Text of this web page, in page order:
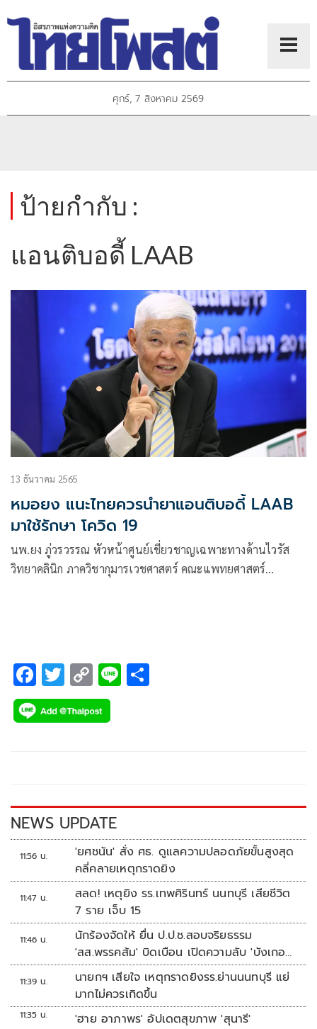
ศุกร์, 7 สิงหาคม 2569
ป้ายกำกับ :
แอนติบอดี้ LAAB
13 ธันวาคม 2565
หมอยง แนะไทยควรนำยาแอนติบอดี้ LAAB
มาใช้รักษา โควิด 19
นพ.ยง ภู่วรวรรณ หัวหน้าศูนย์เชี่ยวชาญเฉพาะทางด้านไวรัส
วิทยาคลินิก ภาควิชากุมารเวชศาสตร์ คณะแพทยศาสตร์
F
ac
e
k
T
wi
tt
C
o
p
k
Li
NEWS UPDATE
11:56 น.
'ยศชนัน' สั่ง ศธ. ดูแลความปลอดภัยขั้นสูงสุด
คลี่คลายเหตุกราดยิง
11:47 น.
สลด! เหตุยิง รร.เทพศิรินทร์ นนทบุรี เสียชีวิต
7 ราย เจ็บ 15
11:46 น.
นักร้องจัดให้ ยื่น ป.ป.ช.สอบจริยธรรม
'สส.พรรคส้ม' บิดเบือน เปิดความลับ 'บังเกอร์
ทหาร'
11:39 น.
นายกฯ เสียใจ เหตุกราดยิงรร.ย่านนนทบุรี แย่
มากไม่ควรเกิดขึ้น
11:35 น. 'ฮาย อาภาพร' อัปเดตสุขภาพ 'สุนารี'